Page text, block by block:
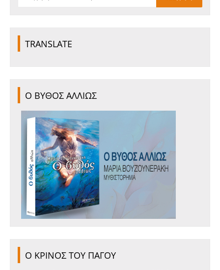
TRANSLATE
Ο ΒΥΘΟΣ ΑΛΛΙΩΣ
Ο ΚΡΙΝΟΣ ΤΟΥ ΠΑΓΟΥ